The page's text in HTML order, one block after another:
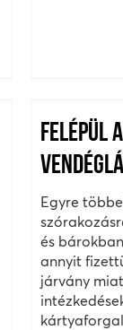
FELÉPÜL
Egyre
és
annyit
járvány